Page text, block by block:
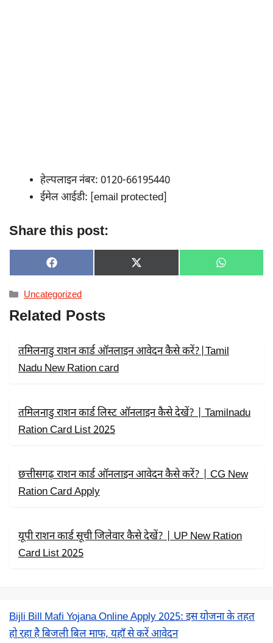
हेल्पलाइन नंबर: 0120-66195440
ईमेल आईडी: [email protected]
Share this post:
SHARE
ON
F
A
E
B
O
SHARE
ON
X
(
R
SHARE
ON
W
H
Categories
Uncategorized
Related Posts
तमिलनाडु राशन कार्ड ऑनलाइन आवेदन कैसे करें?|Tamil
Nadu New Ration card
तमिलनाडु राशन कार्ड लिस्ट ऑनलाइन कैसे देखें? | Tamilnadu
Ration Card List 2025
छत्तीसगढ़ राशन कार्ड ऑनलाइन आवेदन कैसे करें? | CG New
Ration Card Apply
यूपी राशन कार्ड सूची जिलेवार कैसे देखें? | UP New Ration
Card List 2025
Bijli Bill Mafi Yojana Online Apply 2025: इस योजना के तहत
हो रहा है बिजली बिल माफ, यहाँ से करें आवेदन